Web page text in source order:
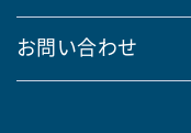
お問い合わせ